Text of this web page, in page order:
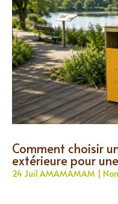
Comment choisir
extérieure pour
24 Juil AMAMAMAM